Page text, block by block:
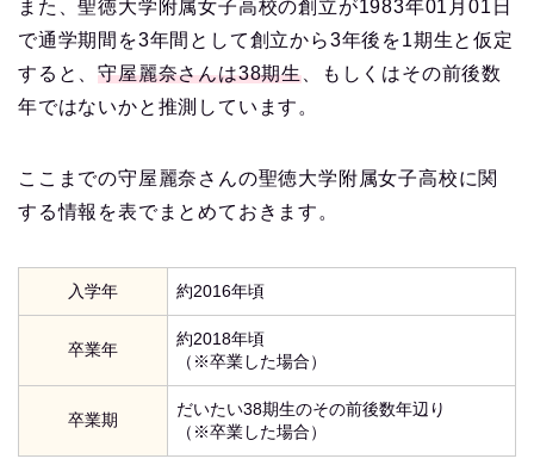
また、聖徳大学附属女子高校の創立が1983年01月01日
で通学期間を3年間として創立から3年後を1期生と仮定
すると、守屋麗奈さんは38期生、もしくはその前後数
年ではないかと推測しています。
ここまでの守屋麗奈さんの聖徳大学附属女子高校に関
する情報を表でまとめておきます。
入学年 約2016年頃
卒業年
約2018年頃
（※卒業した場合）
卒業期
だいたい38期生のその前後数年辺り
（※卒業した場合）